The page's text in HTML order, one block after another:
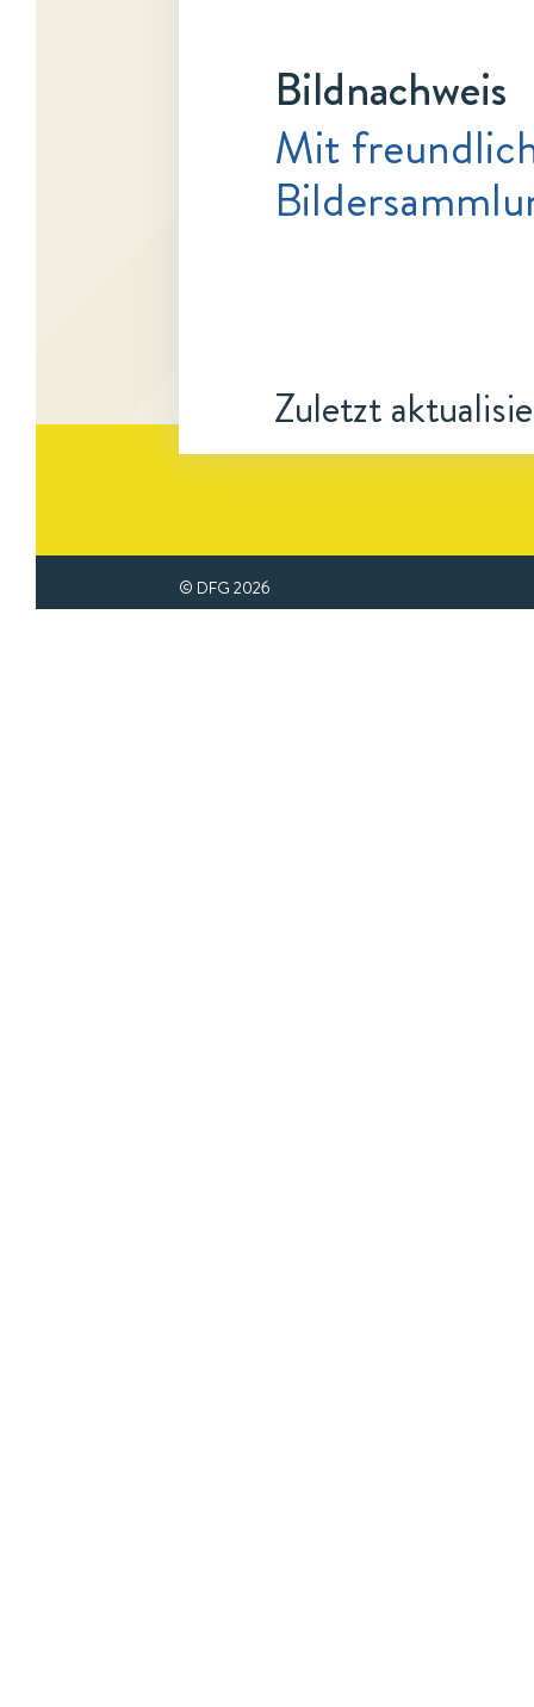
Bildnachweis
Mit
Zuletzt
© DFG 2026